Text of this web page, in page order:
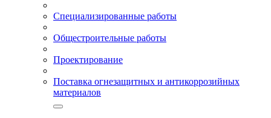
Специализированные работы
Общестроительные работы
Проектирование
Поставка огнезащитных и антикоррозийных
материалов